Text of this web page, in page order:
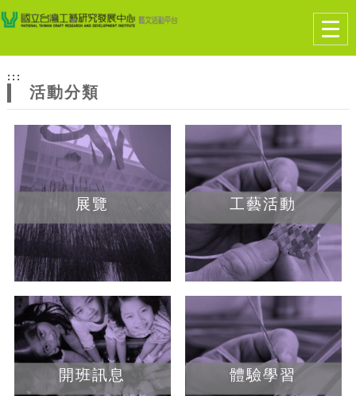
網
站
主
題
跳到主要內容
網站導覽
:::
活動分類
展覽 工藝活動
開班訊息 體驗學習